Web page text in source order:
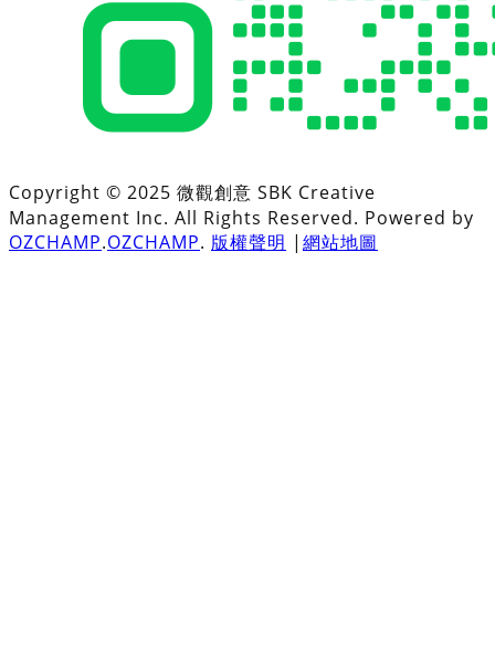
Copyright © 2025 微觀創意 SBK Creative
Management Inc. All Rights Reserved. Powered by
OZCHAMP.OZCHAMP. 版權聲明 | 網站地圖